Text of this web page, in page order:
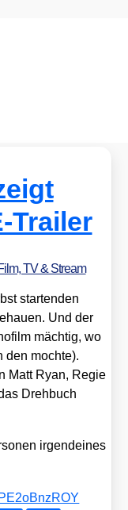
Trailer
TV & Stream
star­ten­den
Und der
mäch­tig, wo
den moch­te).
Matt Ryan, Regie
Dreh­buch
irgend­ei­nes